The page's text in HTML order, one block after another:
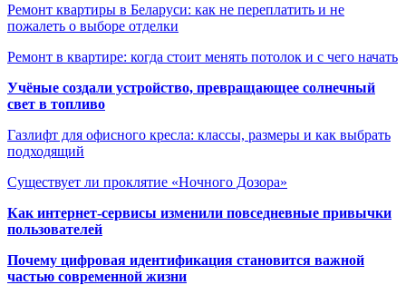
Ремонт квартиры в Беларуси: как не переплатить и не
пожалеть о выборе отделки
Ремонт в квартире: когда стоит менять потолок и с чего начать
Учёные создали устройство, превращающее солнечный
свет в топливо
Газлифт для офисного кресла: классы, размеры и как выбрать
подходящий
Существует ли проклятие «Ночного Дозора»
Как интернет-сервисы изменили повседневные привычки
пользователей
Почему цифровая идентификация становится важной
частью современной жизни